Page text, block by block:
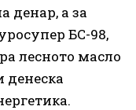
денар, а за
БС-98,
лесното масло
денеска